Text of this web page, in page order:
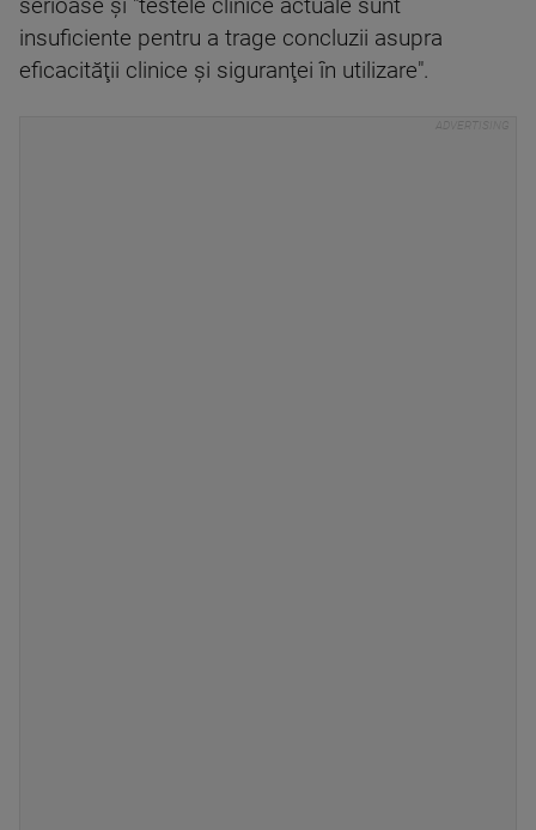
serioase şi ″testele clinice actuale sunt
insuficiente pentru a trage concluzii asupra
eficacităţii clinice şi siguranţei în utilizare″⁣.